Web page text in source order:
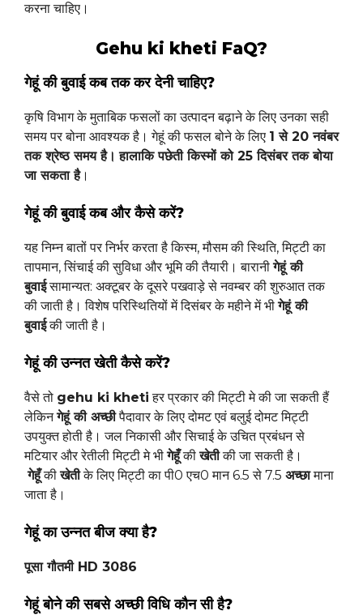
करना चाहिए।
Gehu ki kheti FaQ?
गेहूं की बुवाई कब तक कर देनी चाहिए?
कृषि विभाग के मुताबिक फसलों का उत्पादन बढ़ाने के लिए उनका सही
समय पर बोना आवश्यक है। गेहूं की फसल बोने के लिए 1 से 20 नवंबर
तक श्रेष्ठ समय है। हालाकि पछेती किस्मों को 25 दिसंबर तक बोया
जा सकता है।
गेहूं की बुवाई कब और कैसे करें?
यह निम्न बातों पर निर्भर करता है किस्म, मौसम की स्थिति, मिट्टी का
तापमान, सिंचाई की सुविधा और भूमि की तैयारी। बारानीगेहूं की
बुवाईसामान्यत: अक्टूबर के दूसरे पखवाड़े से नवम्बर की शुरुआत तक
की जाती है। विशेष परिस्थितियों में दिसंबर के महीने में भीगेहूं की
बुवाईकी जाती है।
गेहूं की उन्नत खेती कैसे करें?
वैसे तो gehu ki kheti हर प्रकार की मिट्टी मे की जा सकती हैं
लेकिनगेहूं की अच्छीपैदावार के लिए दोमट एवं बलुई दोमट मिट्टी
उपयुक्त होती है। जल निकासी और सिचाई के उचित प्रबंधन से
मटियार और रेतीली मिट्टी मे भीगेहूँकीखेतीकी जा सकती है।
गेहूँकीखेतीके लिए मिट्टी का पी0 एच0 मान 6.5 से 7.5 अच्छामाना
जाता है।
गेहूं का उन्नत बीज क्या है?
पूसा गौतमी HD 3086
गेहूं बोने की सबसे अच्छी विधि कौन सी है?